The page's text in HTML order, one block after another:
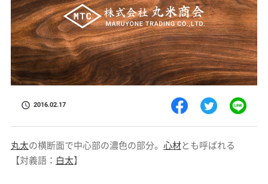
2016.02.17
丸太の横断面で中心部の濃色の部分。 心材とも呼ばれる
【対義語： 白太】